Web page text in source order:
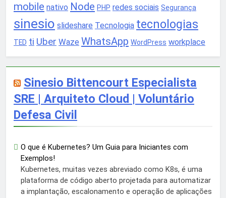
mobile nativo Node PHP redes sociais Segurança
sinesio slideshare Tecnologia tecnologias
TED ti Uber Waze WhatsApp WordPress workplace
Sinesio Bittencourt Especialista
SRE | Arquiteto Cloud | Voluntário
Defesa Civil
O que é Kubernetes? Um Guia para Iniciantes com
Exemplos!
Kubernetes, muitas vezes abreviado como K8s, é uma
plataforma de código aberto projetada para automatizar
a implantação, escalonamento e operação de aplicações